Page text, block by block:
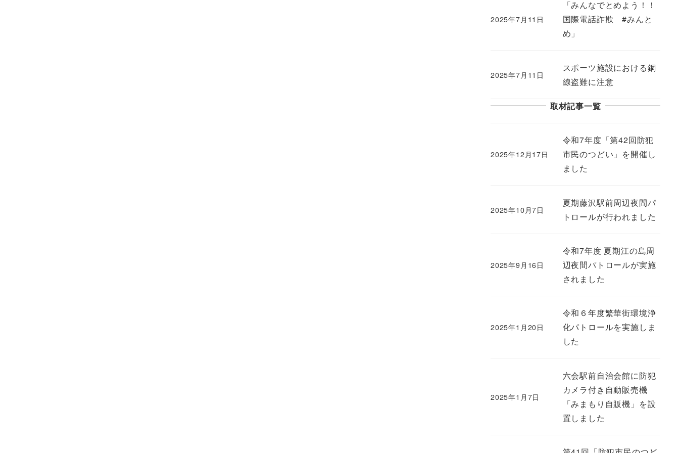
「みんなでとめよう！！
国際電話詐欺 #みんと
め」
2025年7月11日
スポーツ施設における銅
線盗難に注意
2025年7月11日
取材記事一覧
令和7年度「第42回防犯
市民のつどい」を開催し
ました
2025年12月17日
夏期藤沢駅前周辺夜間パ
トロールが行われました
2025年10月7日
令和7年度 夏期江の島周
辺夜間パトロールが実施
されました
2025年9月16日
令和６年度繁華街環境浄
化パトロールを実施しま
した
2025年1月20日
六会駅前自治会館に防犯
カメラ付き自動販売機
「みまもり自販機」を設
置しました
2025年1月7日